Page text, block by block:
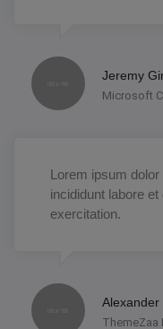
Jeremy
Microsoft
Lorem ipsum
incididunt labore
exercitation.
Alexander
ThemeZaa